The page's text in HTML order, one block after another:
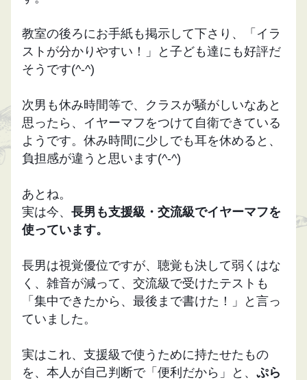
教室の後ろにお手紙も掲示して下さり、「イラ
ストが分かりやすい！」と子ども達にも好評だ
そうです(^-^)
次男も休み時間等で、クラスが騒がしいなあと
思ったら、イヤーマフをつけて自衛できている
ようです。休み時間に少しでも耳を休めると、
負担感が違うと思います(^-^)
あとね。
実は今、 長男も支援級・交流級でイヤーマフを
使っています。
長男は視覚優位ですが、聴覚も決して弱くはな
く、雑音が減って、交流級で受けたテストも
「集中できたから、最後まで書けた！」と言っ
ていました。
実はこれ、支援級で使うために持たせたもの
を、本人が自己判断で「便利だから」と、 ぷら